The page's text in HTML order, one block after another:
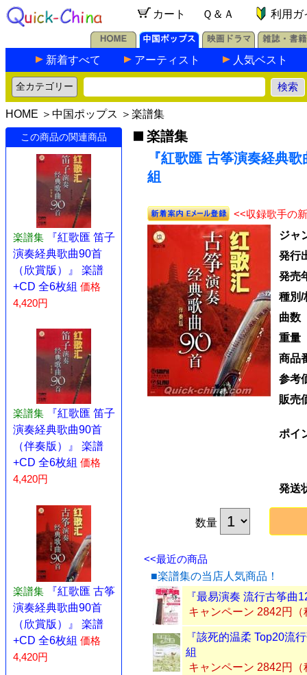
カート Ｑ＆Ａ 利用ガ
新着すべて アーティスト 人気ベスト
HOME ＞ 中国ポップス ＞ 楽譜集
この商品の関連商品
楽譜集
『紅歌匯 笛子
演奏経典歌曲90首
（欣賞版）』 楽譜
+CD 全6枚組 価格
4,420円
楽譜集
『紅歌匯 笛子
演奏経典歌曲90首
（伴奏版）』 楽譜
+CD 全6枚組 価格
4,420円
楽譜集
『紅歌匯 古筝
演奏経典歌曲90首
（欣賞版）』 楽譜
+CD 全6枚組 価格
4,420円
楽譜集
『紅歌匯 古筝演奏経典
組
<<収録歌手の
ジャ
発行
発売
種別/
曲数
重量
商品
参考
販売
ポイ
発送
数量
<<最近の商品
■楽譜集の当店人気商品！
『最易演奏 流行古筝曲
キャンペーン 2842円（
『該死的温柔 Top20流
組
キャンペーン 2842円（